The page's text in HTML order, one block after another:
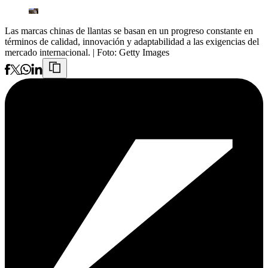
Las marcas chinas de llantas se basan en un progreso constante en
términos de calidad, innovación y adaptabilidad a las exigencias del
mercado internacional. | Foto: Getty Images